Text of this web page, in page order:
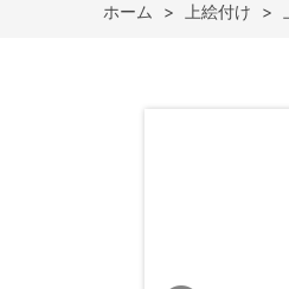
ホーム > 上絵付け >